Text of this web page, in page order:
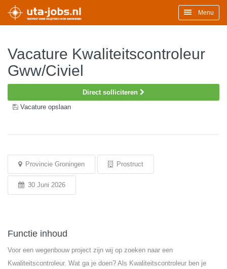
Menu
Vacature Kwaliteitscontroleur
Gww/Civiel
Direct solliciteren
Vacature opslaan
Provincie Groningen Prostruct
30 Juni 2026
Functie inhoud
Voor een wegenbouw project zijn wij op zoeken naar een
Kwaliteitscontroleur. Wat ga je doen? Als Kwaliteitscontroleur ben je